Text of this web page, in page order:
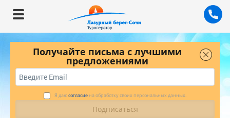
Получайте письма с лучшими
предложениями
Я даюсогласие на обработку своих персональных данных.